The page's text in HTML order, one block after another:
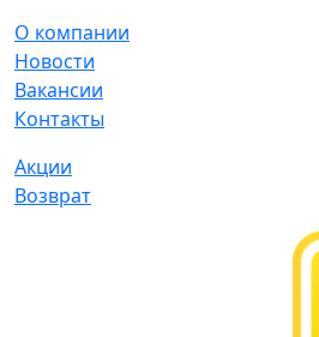
О компании
Новости
Вакансии
Контакты
Акции
Возврат